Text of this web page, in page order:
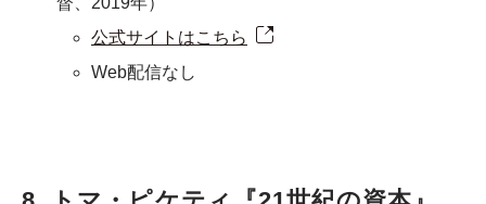
公式サイトはこちら
Web配信なし